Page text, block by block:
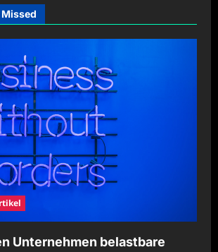
Missed
Unternehmen belastbare